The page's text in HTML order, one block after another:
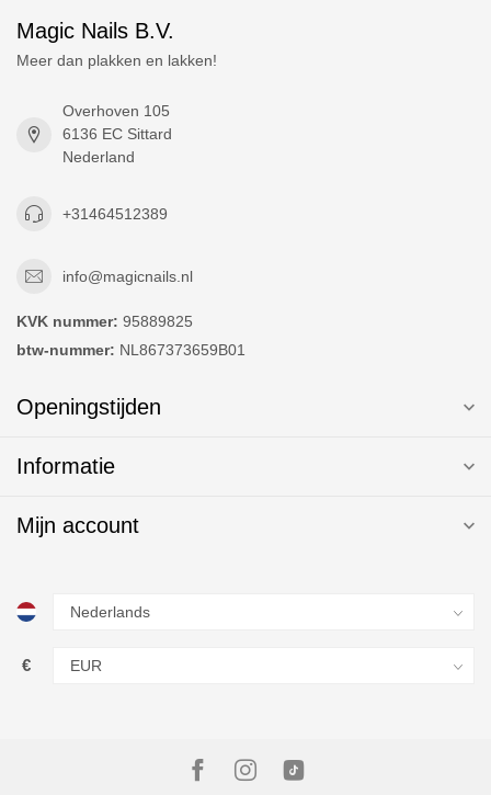
Magic Nails B.V.
Meer dan plakken en lakken!
Overhoven 105
6136 EC Sittard
Nederland
+31464512389
info@magicnails.nl
KVK nummer: 95889825
btw-nummer: NL867373659B01
Openingstijden
Informatie
Mijn account
€